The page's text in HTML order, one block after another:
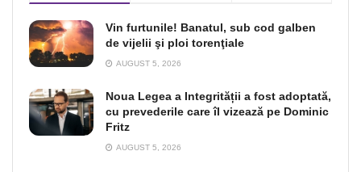
Vin furtunile! Banatul, sub cod galben
de vijelii şi ploi torenţiale
AUGUST 5, 2026
Noua Legea a Integrității a fost adoptată,
cu prevederile care îl vizează pe Dominic
Fritz
AUGUST 5, 2026